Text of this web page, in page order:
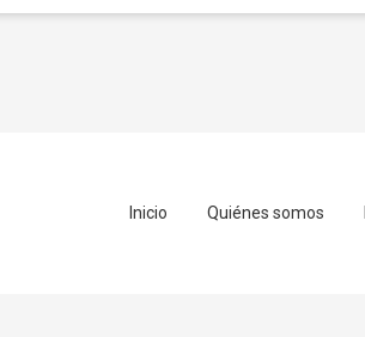
Inicio Quiénes somos